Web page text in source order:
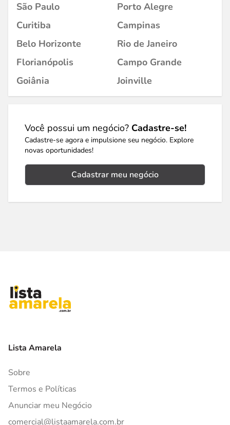
São Paulo
Porto Alegre
Curitiba
Campinas
Belo Horizonte
Rio de Janeiro
Florianópolis
Campo Grande
Goiânia
Joinville
Você possui um negócio? Cadastre-se!
Cadastre-se agora e impulsione seu negócio. Explore
novas oportunidades!
Cadastrar meu negócio
Lista Amarela
Sobre
Termos e Políticas
Anunciar meu Negócio
comercial@listaamarela.com.br